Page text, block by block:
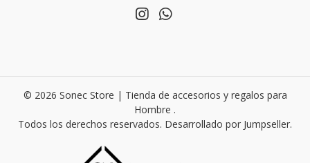
© 2026 Sonec Store | Tienda de accesorios y regalos para
Hombre .
Todos los derechos reservados. Desarrollado por Jumpseller.